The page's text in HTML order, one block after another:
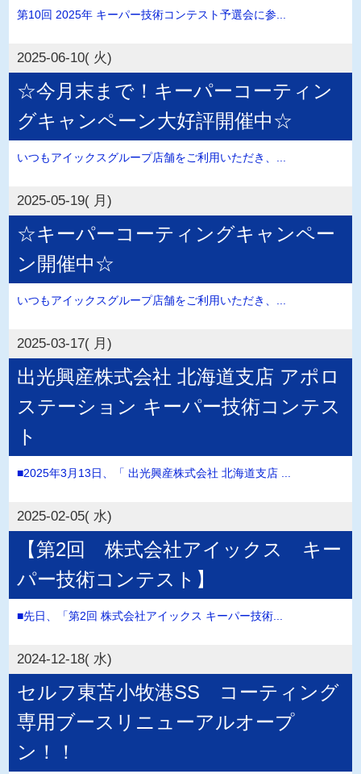
第10回 2025年 キーパー技術コンテスト予選会に参...
2025-06-10( 火)
☆今月末まで！キーパーコーティン
グキャンペーン大好評開催中☆
いつもアイックスグループ店舗をご利用いただき、...
2025-05-19( 月)
☆キーパーコーティングキャンペー
ン開催中☆
いつもアイックスグループ店舗をご利用いただき、...
2025-03-17( 月)
出光興産株式会社 北海道支店 アポロ
ステーション キーパー技術コンテス
ト
■2025年3月13日、「 出光興産株式会社 北海道支店 ...
2025-02-05( 水)
【第2回 株式会社アイックス キー
パー技術コンテスト】
■先日、「第2回 株式会社アイックス キーパー技術...
2024-12-18( 水)
セルフ東苫小牧港SS コーティング
専用ブースリニューアルオープ
ン！！